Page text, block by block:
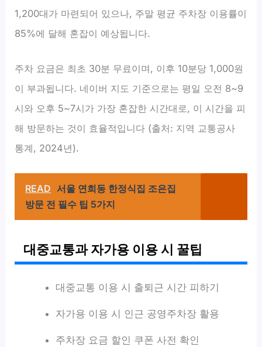
1,200대가 마련되어 있으나, 주말 평균 주차장 이용률이
85%에 달해 혼잡이 예상됩니다.
주차 요금은 최초 30분 무료이며, 이후 10분당 1,000원
이 부과됩니다. 네이버 지도 기준으로는 평일 오전 8~9
시와 오후 5~7시가 가장 혼잡한 시간대로, 이 시간을 피
해 방문하는 것이 효율적입니다 (출처: 지역 교통공사
통계, 2024년).
READ 서울 연희동 한정식집 조은집
방문 전 필수 팁 5가지
대중교통과 자가용 이용 시 꿀팁
대중교통 이용 시 출퇴근 시간 피하기
자가용 이용 시 인근 공영주차장 활용
주차장 요금 할인 쿠폰 사전 확인